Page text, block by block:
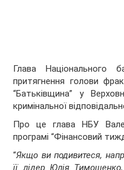
Глава Національного
притягнення голови
“Батьківщина” у
кримінальної
Про це глава НБУ
програмі “Фінансовий
“Якщо ви подивитеся,
її лідер Юлія